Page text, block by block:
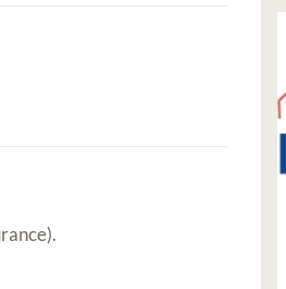
Signature de
convention